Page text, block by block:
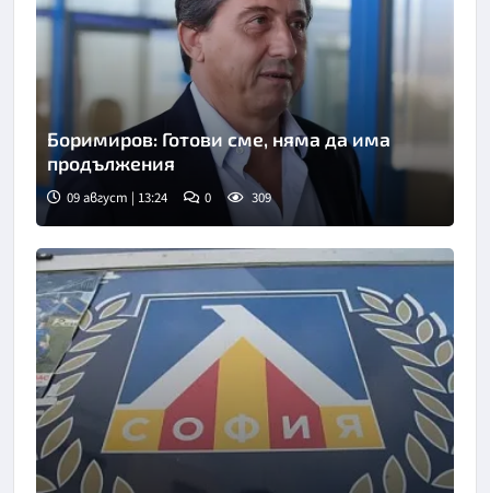
Боримиров: Готови сме, няма да има
продължения
09 август | 13:24 0 309